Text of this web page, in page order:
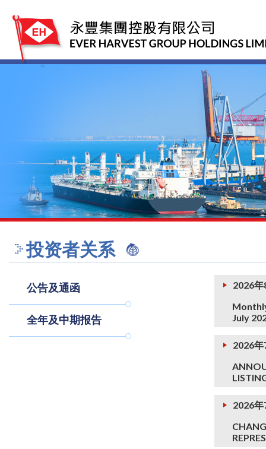
投资者关系
公告及通函
全年及中期报告
2026
July
2026
2026